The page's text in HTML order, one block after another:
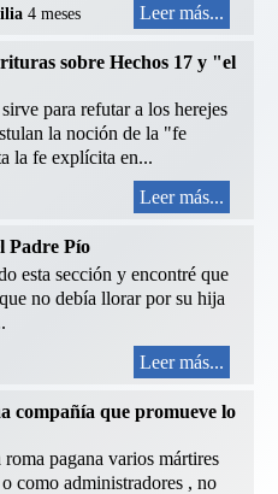
4 meses Leer más...
sobre Hechos 17 y "el
para refutar a los herejes
la noción de la "fe
la fe explícita en...
Leer más...
Padre Pío
esta sección y encontré que
no debía llorar por su hija
Leer más...
compañía que promueve lo
pagana varios mártires
como administradores , no